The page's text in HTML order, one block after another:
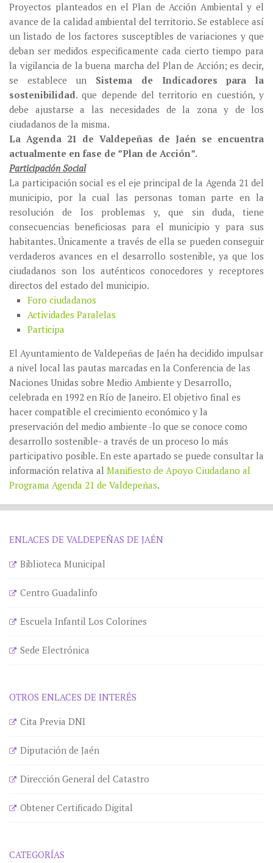
Proyectos planteados en el Plan de Acción Ambiental y el
avance de la calidad ambiental del territorio. Se establece así
un listado de los factores susceptibles de variaciones y que
deban ser medidos especificamente cada cierto tiempo para
la vigilancia de la buena marcha del Plan de Acción; es decir,
se establece un Sistema de Indicadores para la
sostenibilidad. que depende del territorio en cuestión, y
debe ajustarse a las necesidades de la zona y de los
ciudadanos de la misma.
La Agenda 21 de Valdepeñas de Jaén se encuentra
actualmente en fase de ”Plan de Acción”.
Participación Social
La participación social es el eje principal de la Agenda 21 del
municipio, por la cual las personas toman parte en la
resolución de los problemas y, que sin duda, tiene
consecuencias beneficiosas para el municipio y para sus
habitantes. Únicamente a través de ella se pueden conseguir
verdaderos avances en el desarrollo sostenible, ya que los
ciudadanos son los auténticos conocedores y receptores
directos del estado del municipio.
Foro ciudadanos
Actividades Paralelas
Participa
El Ayuntamiento de Valdepeñas de Jaén ha decidido impulsar
a nivel local las pautas marcadas en la Conferencia de las
Naciones Unidas sobre Medio Ambiente y Desarrollo,
celebrada en 1992 en Río de Janeiro. El objetivo final es
hacer compatible el crecimiento económico y la
preservación del medio ambiente -lo que se conoce como
desarrollo sostenible- a través de un proceso lo más
participativo posible. En este apartado se puede consultar la
información relativa al Manifiesto de Apoyo Ciudadano al
Programa Agenda 21 de Valdepeñas.
ENLACES DE VALDEPEÑAS DE JAÉN
Biblioteca Municipal
Centro Guadalinfo
Escuela Infantil Los Colorines
Sede Electrónica
OTROS ENLACES DE INTERÉS
Cita Previa DNI
Diputación de Jaén
Dirección General del Catastro
Obtener Certificado Digital
CATEGORÍAS